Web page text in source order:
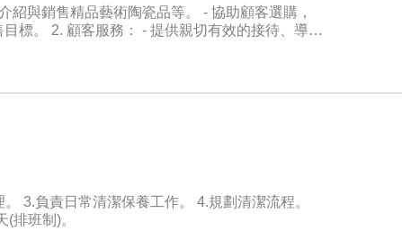
3.負責日常清潔保養工作。 4.規劃清潔流程。
排班制)。